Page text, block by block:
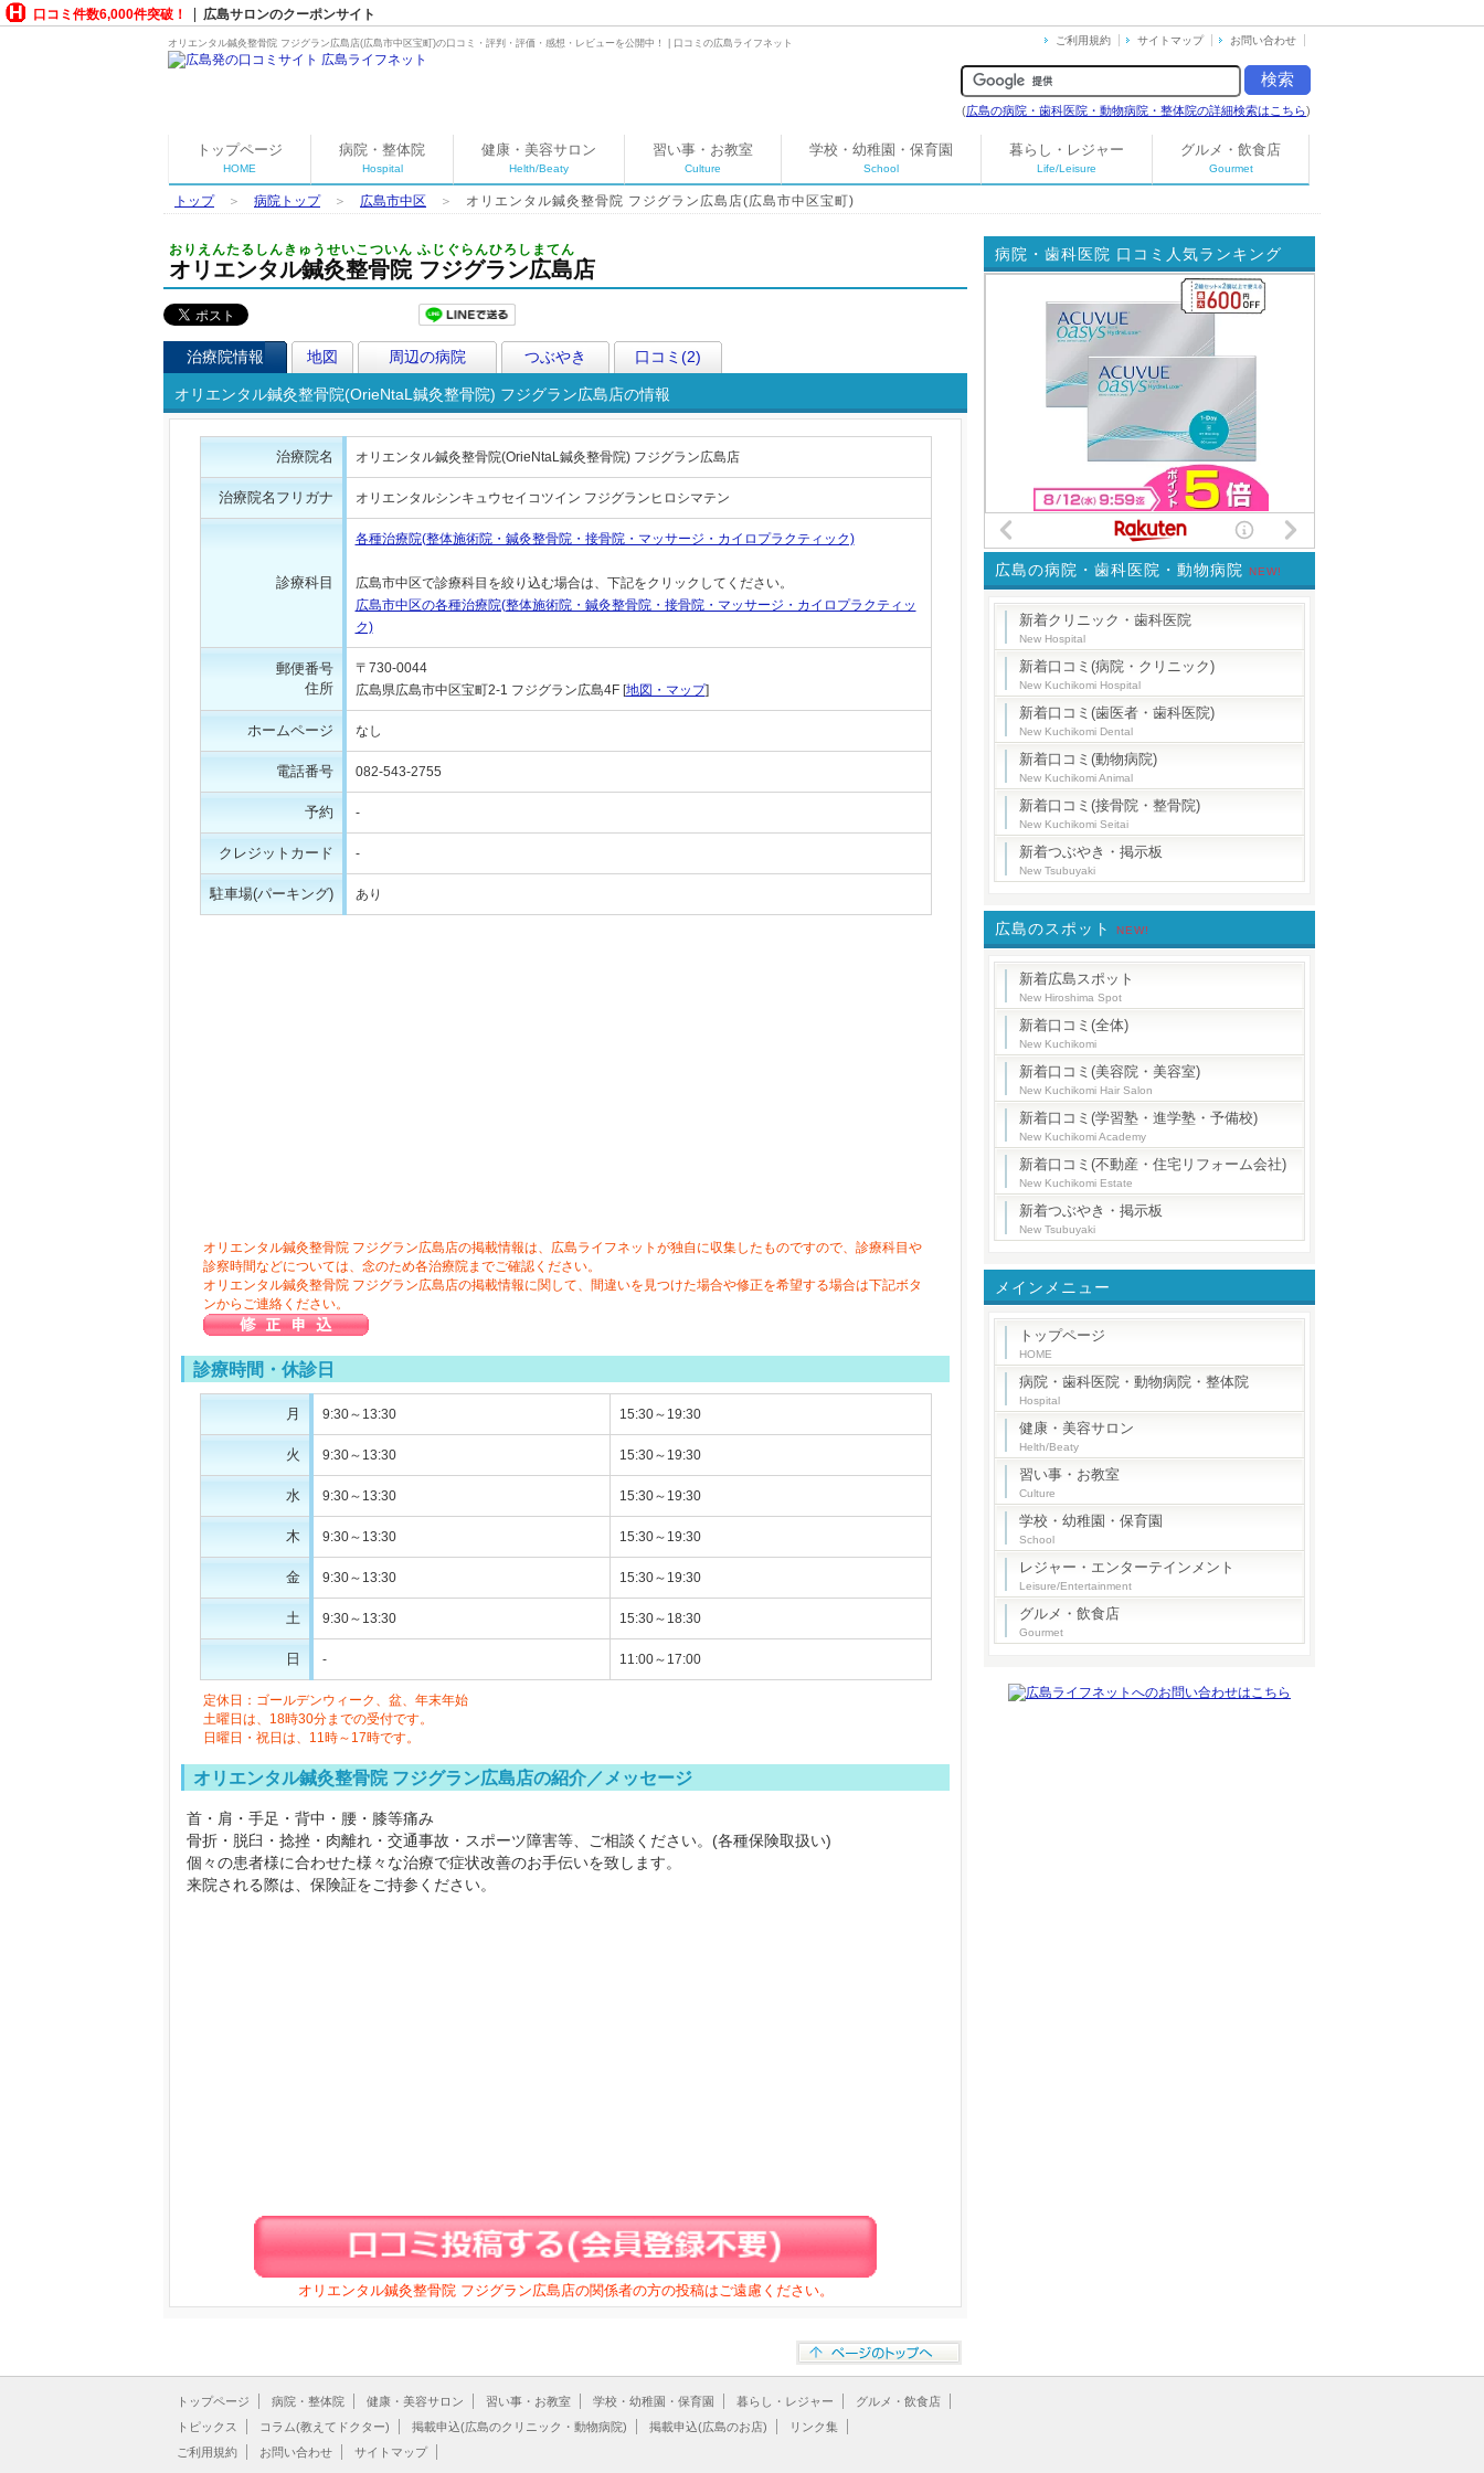
口コミ件数6,000件突破！ 広島サロンのクーポンサイト
オリエンタル鍼灸整骨院 フジグラン広島店(広島市中区宝町)の口コミ・評判・評価・感想・レビューを公開中！ | 口コミの広島ライフネット
(広島の病院・歯科医院・動物病院・整体院の詳細検索はこちら)
ご利用規約 サイトマップ お問い合わせ
トップページ
HOME
病院・整体院
Hospital
健康・美容サロン
Helth/Beaty
習い事・お教室
Culture
学校・幼稚園・保育園
School
暮らし・レジャー
Life/Leisure
グルメ・飲食店
Gourmet
トップ＞ 病院トップ＞ 広島市中区 ＞ オリエンタル鍼灸整骨院 フジグラン広島店(広島市中区宝町)
おりえんたるしんきゅうせいこついん ふじぐらんひろしまてん
オリエンタル鍼灸整骨院 フジグラン広島店
治療院情報 地図 周辺の病院 つぶやき 口コミ(2)
オリエンタル鍼灸整骨院(OrieNtaL鍼灸整骨院) フジグラン広島店の情報
治療院名 オリエンタル鍼灸整骨院(OrieNtaL鍼灸整骨院) フジグラン広島店
治療院名フリガナ オリエンタルシンキュウセイコツイン フジグランヒロシマテン
診療科目
各種治療院(整体施術院・鍼灸整骨院・接骨院・マッサージ・カイロプラクティック)
広島市中区で診療科目を絞り込む場合は、下記をクリックしてください。
広島市中区の各種治療院(整体施術院・鍼灸整骨院・接骨院・マッサージ・カイロプラクティッ
ク)
郵便番号
住所
〒730-0044
広島県広島市中区宝町2-1 フジグラン広島4F [地図・マップ]
ホームページ なし
電話番号 082-543-2755
予約 -
クレジットカード -
駐車場(パーキング) あり
オリエンタル鍼灸整骨院 フジグラン広島店の掲載情報は、広島ライフネットが独自に収集したものですので、診療科目や
診察時間などについては、念のため各治療院までご確認ください。
オリエンタル鍼灸整骨院 フジグラン広島店の掲載情報に関して、間違いを見つけた場合や修正を希望する場合は下記ボタ
ンからご連絡ください。
診療時間・休診日
月 9:30～13:30 15:30～19:30
火 9:30～13:30 15:30～19:30
水 9:30～13:30 15:30～19:30
木 9:30～13:30 15:30～19:30
金 9:30～13:30 15:30～19:30
土 9:30～13:30 15:30～18:30
日 - 11:00～17:00
定休日：ゴールデンウィーク、盆、年末年始
土曜日は、18時30分までの受付です。
日曜日・祝日は、11時～17時です。
オリエンタル鍼灸整骨院 フジグラン広島店の紹介／メッセージ
首・肩・手足・背中・腰・膝等痛み
骨折・脱臼・捻挫・肉離れ・交通事故・スポーツ障害等、ご相談ください。(各種保険取扱い)
個々の患者様に合わせた様々な治療で症状改善のお手伝いを致します。
来院される際は、保険証をご持参ください。
オリエンタル鍼灸整骨院 フジグラン広島店の関係者の方の投稿はご遠慮ください。
病院・歯科医院 口コミ人気ランキング
広島の病院・歯科医院・動物病院 NEW!
新着クリニック・歯科医院
New Hospital
新着口コミ(病院・クリニック)
New Kuchikomi Hospital
新着口コミ(歯医者・歯科医院)
New Kuchikomi Dental
新着口コミ(動物病院)
New Kuchikomi Animal
新着口コミ(接骨院・整骨院)
New Kuchikomi Seitai
新着つぶやき・掲示板
New Tsubuyaki
広島のスポット NEW!
新着広島スポット
New Hiroshima Spot
新着口コミ(全体)
New Kuchikomi
新着口コミ(美容院・美容室)
New Kuchikomi Hair Salon
新着口コミ(学習塾・進学塾・予備校)
New Kuchikomi Academy
新着口コミ(不動産・住宅リフォーム会社)
New Kuchikomi Estate
新着つぶやき・掲示板
New Tsubuyaki
メインメニュー
トップページ
HOME
病院・歯科医院・動物病院・整体院
Hospital
健康・美容サロン
Helth/Beaty
習い事・お教室
Culture
学校・幼稚園・保育園
School
レジャー・エンターテインメント
Leisure/Entertainment
グルメ・飲食店
Gourmet
トップページ 病院・整体院 健康・美容サロン 習い事・お教室 学校・幼稚園・保育園 暮らし・レジャー
グルメ・飲食店
トピックス
コラム(教えてドクター) 掲載申込(広島のクリニック・動物病院) 掲載申込(広島のお店)
リンク集
ご利用規約
お問い合わせ サイトマップ